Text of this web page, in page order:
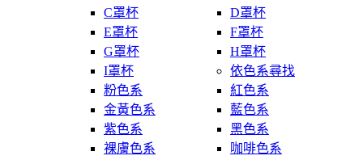
C罩杯
D罩杯
E罩杯
F罩杯
G罩杯
H罩杯
I罩杯
依色系尋找
粉色系
紅色系
金黃色系
藍色系
紫色系
黑色系
裸膚色系
咖啡色系